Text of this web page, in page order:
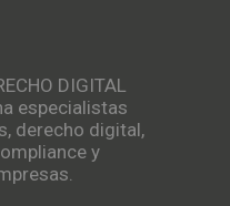
DIGITAL
especialistas
derecho digital,
y